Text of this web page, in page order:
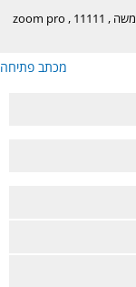
משה ,
11111
,
zoom pro
מכתב פתיחה